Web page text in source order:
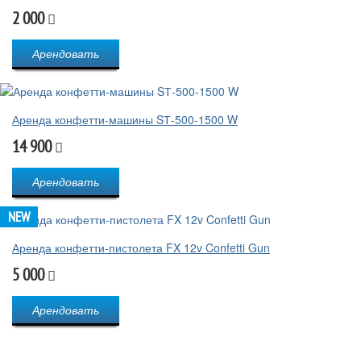
2 000
Арендовать
Аренда конфетти-машины SТ-500-1500 W
14 900
Арендовать
NEW
Аренда конфетти-пистолета FX 12v Confetti Gun
5 000
Арендовать